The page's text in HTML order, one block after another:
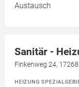
Austausch
Sanitär -
Finkenweg 24,
HEIZUNG